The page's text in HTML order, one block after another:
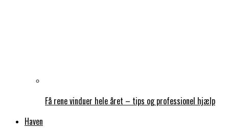
Få rene vinduer hele året – tips og professionel hjælp
Haven